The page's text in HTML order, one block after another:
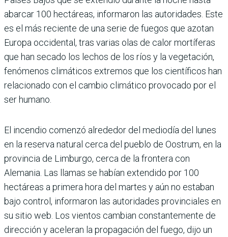
abarcar 100 hectáreas, informaron las autoridades. Este
es el más reciente de una serie de fuegos que azotan
Europa occidental, tras varias olas de calor mortíferas
que han secado los lechos de los ríos y la vegetación,
fenómenos climáticos extremos que los científicos han
relacionado con el cambio climático provocado por el
ser humano.
El incendio comenzó alrededor del mediodía del lunes
en la reserva natural cerca del pueblo de Oostrum, en la
provincia de Limburgo, cerca de la frontera con
Alemania. Las llamas se habían extendido por 100
hectáreas a primera hora del martes y aún no estaban
bajo control, informaron las autoridades provinciales en
su sitio web. Los vientos cambian constantemente de
dirección y aceleran la propagación del fuego, dijo un